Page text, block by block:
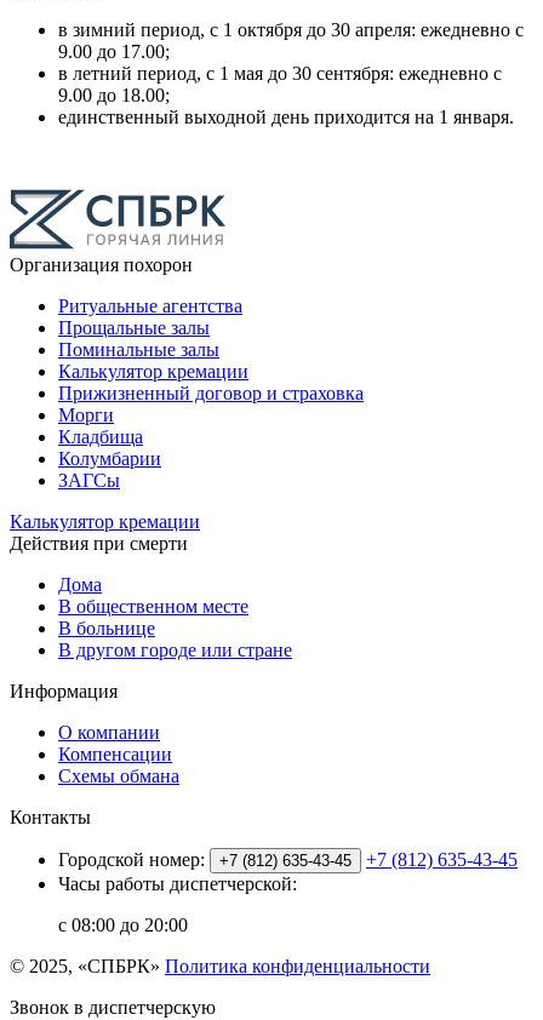
в зимний период, с 1 октября до 30 апреля: ежедневно с
9.00 до 17.00;
в летний период, с 1 мая до 30 сентября: ежедневно с
9.00 до 18.00;
единственный выходной день приходится на 1 января.
Организация похорон
Ритуальные агентства
Прощальные залы
Поминальные залы
Калькулятор кремации
Прижизненный договор и страховка
Морги
Кладбища
Колумбарии
ЗАГСы
Калькулятор кремации
Действия при смерти
Дома
В общественном месте
В больнице
В другом городе или стране
Информация
О компании
Компенсации
Схемы обмана
Контакты
Городской номер: +7 (812) 635-43-45
+7 (812) 635-43-45
Часы работы диспетчерской:
с 08:00 до 20:00
© 2025, «СПБРК» Политика конфиденциальности
Звонок в диспетчерскую